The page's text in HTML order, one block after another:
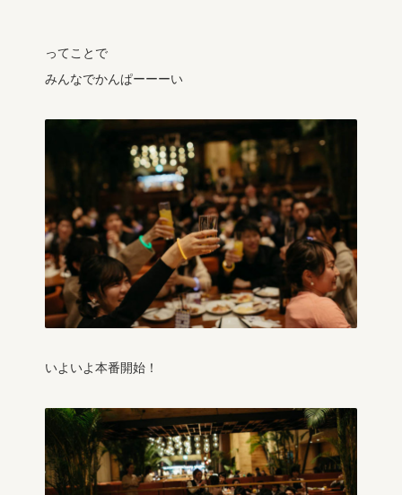
ってことで
みんなでかんぱーーーい
いよいよ本番開始！